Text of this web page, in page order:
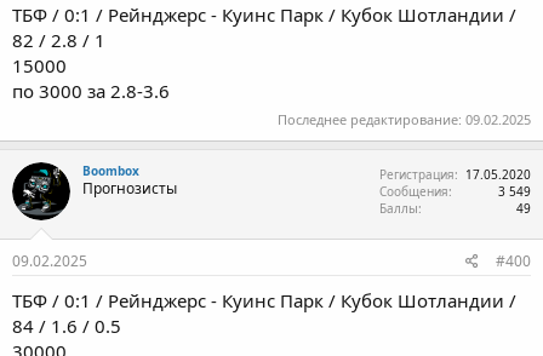
ТБФ / 0:1 / Рейнджерс - Куинс Парк / Кубок Шотландии /
82 / 2.8 / 1
15000
по 3000 за 2.8-3.6
Последнее редактирование: 09.02.2025
Boombox
Прогнозисты
Регистрация
17.05.2020
Сообщения
3 549
Баллы
49
09.02.2025 #400
ТБФ / 0:1 / Рейнджерс - Куинс Парк / Кубок Шотландии /
84 / 1.6 / 0.5